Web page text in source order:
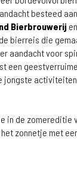
besteed
Bierbrouwerij en
bierreis die
aandacht voor
een
jongste
in de zomereditie
zonnetje met